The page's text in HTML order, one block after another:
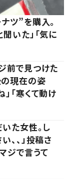
ツ”を購入。
いた」「気に
前で見つけた
現在の姿
「寒くて動け
た女性。し
、、」投稿さ
ジで言うて